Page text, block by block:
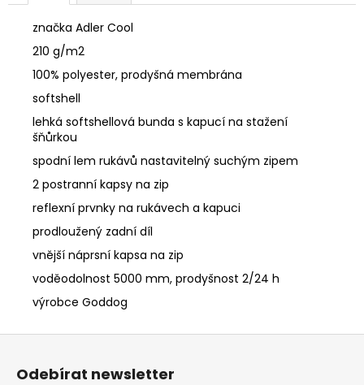
značka Adler Cool
210 g/m2
100% polyester, prodyšná membrána
softshell
lehká softshellová bunda s kapucí na stažení
šňůrkou
spodní lem rukávů nastavitelný suchým zipem
2 postranní kapsy na zip
reflexní prvnky na rukávech a kapuci
prodloužený zadní díl
vnější náprsní kapsa na zip
voděodolnost 5000 mm, prodyšnost 2/24 h
výrobce Goddog
Z
Odebírat newsletter